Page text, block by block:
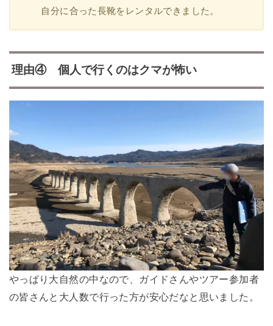
自分に合った長靴をレンタルできました。
理由④ 個人で行くのはクマが怖い
やっぱり大自然の中なので、ガイドさんやツアー参加者
の皆さんと大人数で行った方が安心だなと思いました。